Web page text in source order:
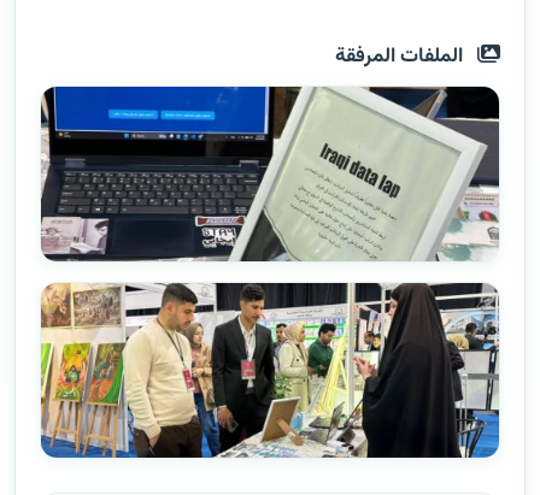
الملفات المرفقة